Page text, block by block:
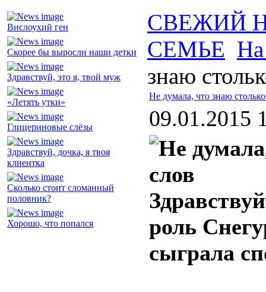
Вислоухий ген
Скорее бы выросли наши детки
Здравствуй, это я, твой муж
«Летять утки»
Глицериновые слёзы
Здравствуй, дочка, я твоя
клиентка
Сколько стоит сломанный
половник?
Хорошо, что попался
СВЕЖИЙ
СЕМЬЕ На
знаю
Не думала, что знаю
09.01.2015
роль
сыграла